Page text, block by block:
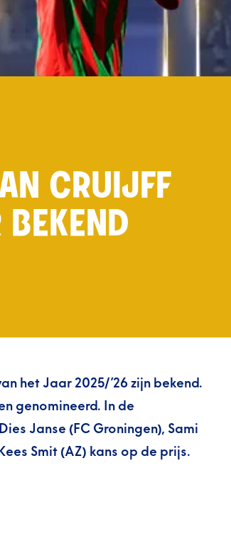
CRUIJFF
BEKEND
het Jaar 2025/’26 zijn bekend.
genomineerd. In de
Janse (FC Groningen), Sami
Smit (AZ) kans op de prijs.